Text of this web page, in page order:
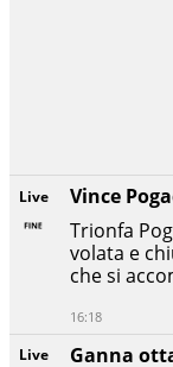
Live Ganna
Live
Vince
Trionfa
volata e
che si
16:18